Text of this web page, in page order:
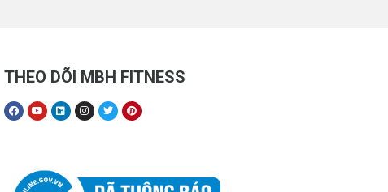
THEO DÕI MBH FITNESS